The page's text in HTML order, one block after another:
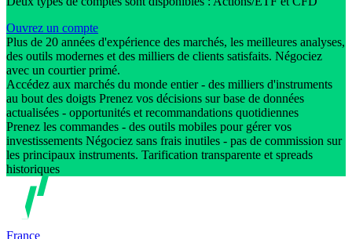
Ouvrez un compte
Plus de 20 années d'expérience des marchés, les meilleures analyses,
des outils modernes et des milliers de clients satisfaits. Négociez
avec un courtier primé.
Accédez aux marchés du monde entier - des milliers d'instruments
au bout des doigts Prenez vos décisions sur base de données
actualisées - opportunités et recommandations quotidiennes
Prenez les commandes - des outils mobiles pour gérer vos
investissements Négociez sans frais inutiles - pas de commission sur
les principaux instruments. Tarification transparente et spreads
historiques
France